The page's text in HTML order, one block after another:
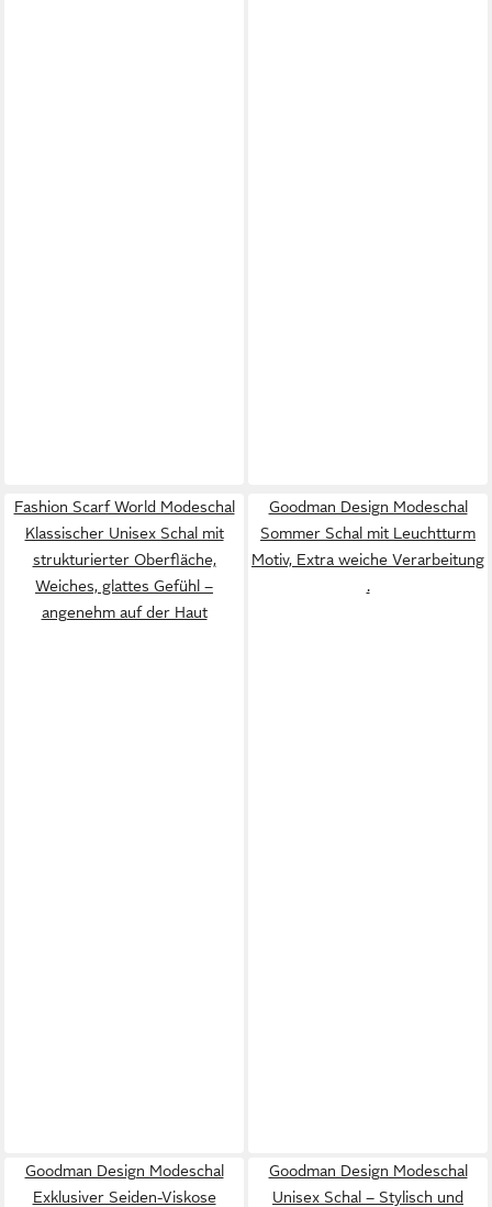
Fashion Scarf World Modeschal
Klassischer Unisex Schal mit
strukturierter Oberfläche,
Weiches, glattes Gefühl –
angenehm auf der Haut
Goodman Design Modeschal
Sommer Schal mit Leuchtturm
Motiv, Extra weiche Verarbeitung
.
Goodman Design Modeschal
Exklusiver Seiden-Viskose
Goodman Design Modeschal
Unisex Schal – Stylisch und